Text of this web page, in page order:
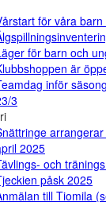
för våra
för barn och
är
inför
3
2025
och
påsk 2025
till Tiomila